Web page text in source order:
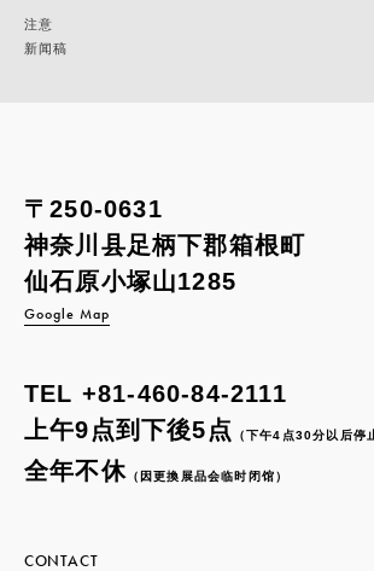
注意
新闻稿
〒250-0631
神奈川县足柄下郡箱根町
仙石原小塚山1285
Google Map
TEL +81-460-84-2111
上午9点到下後5点
（下午4点30分以后停
全年不休（因更換展品会临时闭馆）
CONTACT